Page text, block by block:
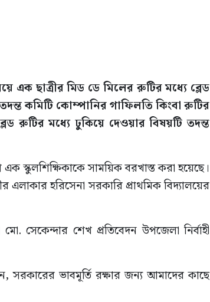
এক ছাত্রীর মিড ডে মিলের রুটির মধ্যে ব্লেড
কমিটি কোম্পানির গাফিলতি কিংবা রুটির
রুটির মধ্যে ঢুকিয়ে দেওয়ার বিষয়টি তদন্ত
স্কুলশিক্ষিকাকে সাময়িক বরখাস্ত করা হয়েছে।
এলাকার হরিসেনা সরকারি প্রাথমিক বিদ্যালয়ের
সেকেন্দার শেখ প্রতিবেদন উপজেলা নির্বাহী
সরকারের ভাবমূর্তি রক্ষার জন্য আমাদের কাছে